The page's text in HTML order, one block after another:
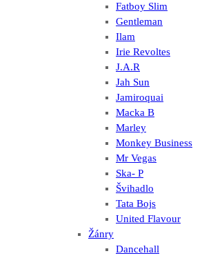
Fatboy Slim
Gentleman
Ilam
Irie Revoltes
J.A.R
Jah Sun
Jamiroquai
Macka B
Marley
Monkey Business
Mr Vegas
Ska- P
Švihadlo
Tata Bojs
United Flavour
Žánry
Dancehall